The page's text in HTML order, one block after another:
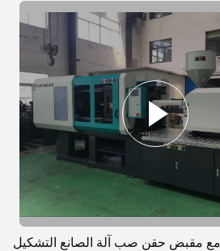
مع مقبض حقن صب آلة الصانع التشكيل